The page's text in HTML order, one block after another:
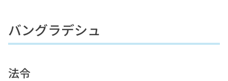
バングラデシュ
法令